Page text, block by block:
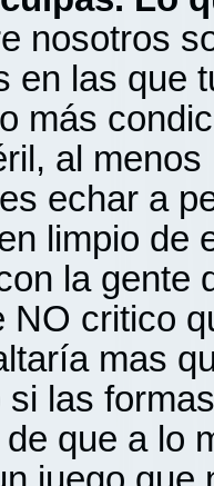
nosotros
en las que
más
al
echar a
limpio de
la gente
NO critico
mas
si las
que a lo